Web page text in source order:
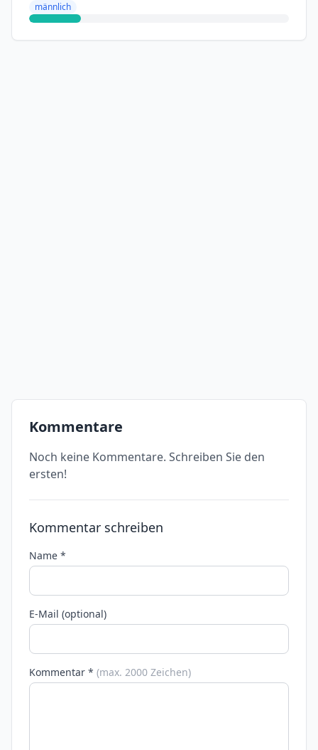
männlich
Kommentare
Noch keine Kommentare. Schreiben Sie den
ersten!
Kommentar schreiben
Name *
E-Mail (optional)
Kommentar * (max. 2000 Zeichen)